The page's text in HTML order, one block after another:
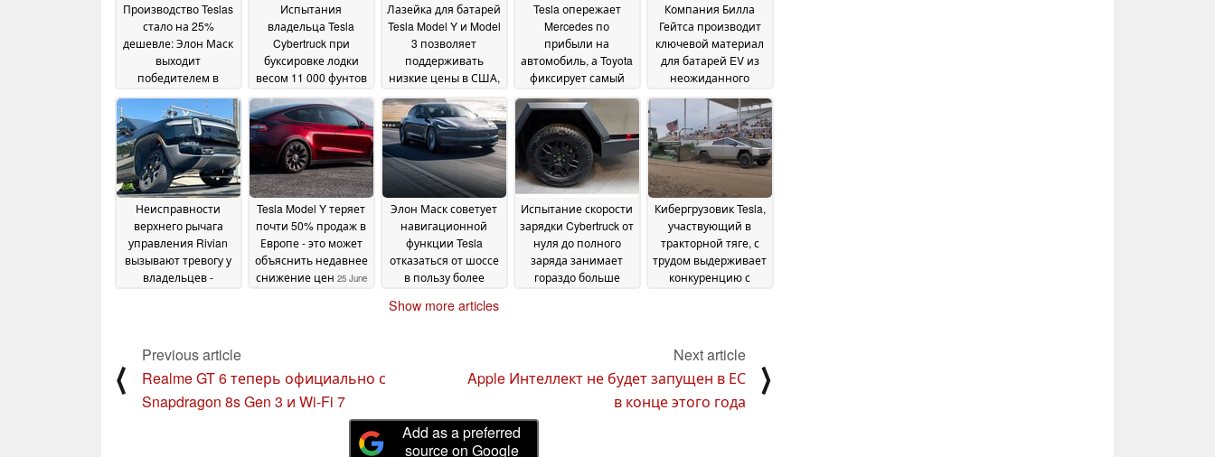
Производство Teslas
стало на 25%
дешевле: Элон Маск
выходит
победителем в
без налоговых льгот
27 June 2024
Испытания
владельца Tesla
Cybertruck при
буксировке лодки
весом 11 000 фунтов
насколько
непрактична эта
модель на больших
расстояниях26 June
2024
Лазейка для батарей
Tesla Model Y и Model
3 позволяет
поддерживать
низкие цены в США,
налогового
стимулирования IRA
26 June 2024
Tesla опережает
Mercedes по
прибыли на
автомобиль, а Toyota
фиксирует самый
26 June 2024
Компания Билла
Гейтса производит
ключевой материал
для батарей EV из
неожиданного
25
June 2024
Неисправности
верхнего рычага
управления Rivian
вызывают тревогу у
владельцев -
Tesla Model Y теряет
почти 50% продаж в
Европе - это может
объяснить недавнее
снижение цен 25 June
Элон Маск советует
навигационной
функции Tesla
отказаться от шоссе
в пользу более
маршрутов25 June 2024
Испытание скорости
зарядки Cybertruck от
нуля до полного
заряда занимает
гораздо больше
Кибергрузовик Tesla,
участвующий в
тракторной тяге, с
трудом выдерживает
конкуренцию с
Show more articles
⟨
Previous article
Realme GT 6 теперь официально с
Snapdragon 8s Gen 3 и Wi-Fi 7
Next article
Apple Интеллект не будет запущен в ЕС
в конце этого года
⟩
Add as a preferred
source on Google